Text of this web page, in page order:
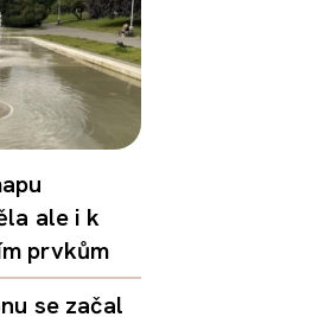
ale i k
prvkům
se začal